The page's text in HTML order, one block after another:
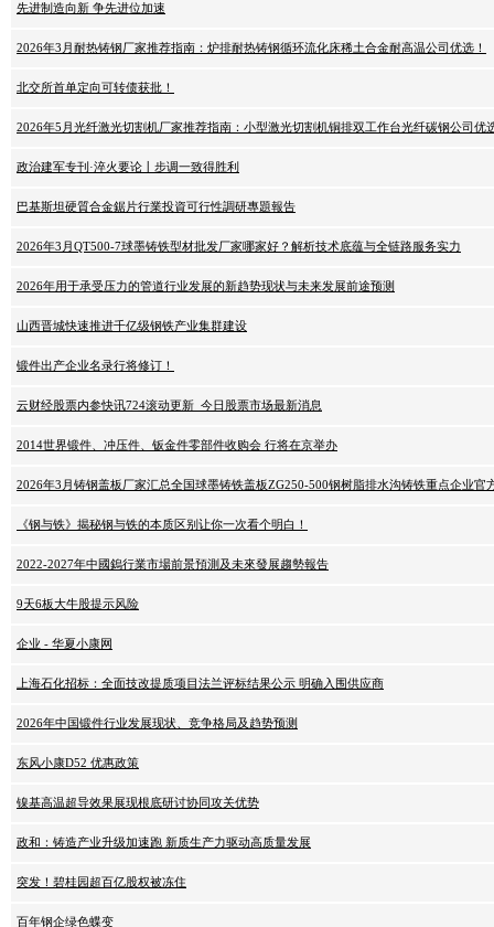
先进制造向新 争先进位加速
2026年3月耐热铸钢厂家推荐指南：炉排耐热铸钢循环流化床稀土合金耐高温公司优选！
北交所首单定向可转债获批！
2026年5月光纤激光切割机厂家推荐指南：小型激光切割机铜排双工作台光纤碳钢公司优
政治建军专刊·淬火要论丨步调一致得胜利
巴基斯坦硬質合金鋸片行業投資可行性調研專題報告
2026年3月QT500-7球墨铸铁型材批发厂家哪家好？解析技术底蕴与全链路服务实力
2026年用于承受压力的管道行业发展的新趋势现状与未来发展前途预测
山西晋城快速推进千亿级钢铁产业集群建设
锻件出产企业名录行将修订！
云财经股票内参快讯724滚动更新_今日股票市场最新消息
2014世界锻件、冲压件、钣金件零部件收购会 行将在京举办
2026年3月铸钢盖板厂家汇总全国球墨铸铁盖板ZG250-500钢树脂排水沟铸铁重点企业官
《钢与铁》揭秘钢与铁的本质区别让你一次看个明白！
2022-2027年中國鎢行業市場前景預測及未來發展趨勢報告
9天6板大牛股提示风险
企业 - 华夏小康网
上海石化招标：全面技改提质项目法兰评标结果公示 明确入围供应商
2026年中国锻件行业发展现状、竞争格局及趋势预测
东风小康D52 优惠政策
镍基高温超导效果展现根底研讨协同攻关优势
政和：铸造产业升级加速跑 新质生产力驱动高质量发展
突发！碧桂园超百亿股权被冻住
百年钢企绿色蝶变